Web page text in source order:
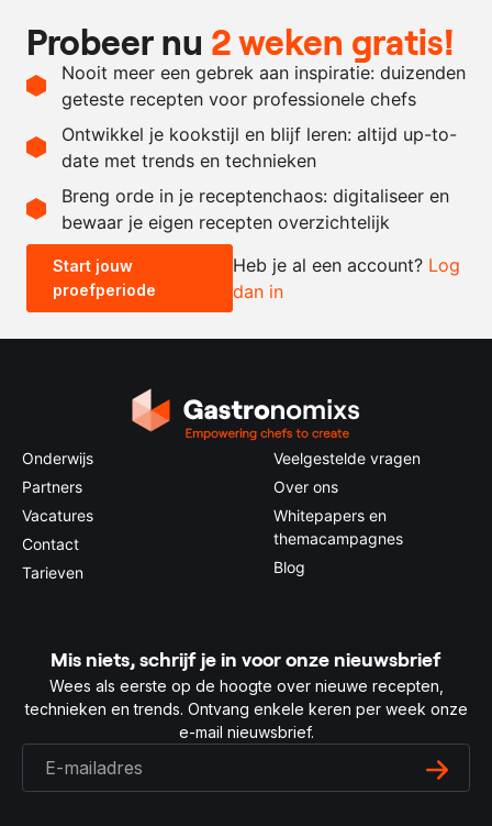
30
gram
boter
naar
zout en peper
Recept omrekenen
- +
0.5x 1x 2x
Probeer nu 2 weken gratis!
Nooit meer een gebrek aan inspiratie: duizenden
geteste recepten voor professionele chefs
Ontwikkel je kookstijl en blijf leren: altijd up-to-
date met trends en technieken
Breng orde in je receptenchaos: digitaliseer en
bewaar je eigen recepten overzichtelijk
Start jouw
proefperiode
Heb je al een account? Log
dan in
Onderwijs
Partners
Vacatures
Contact
Tarieven
Veelgestelde vragen
Over ons
Whitepapers en
themacampagnes
Blog
Mis niets, schrijf je in voor onze nieuwsbrief
Wees als eerste op de hoogte over nieuwe recepten,
technieken en trends. Ontvang enkele keren per week onze
e-mail nieuwsbrief.